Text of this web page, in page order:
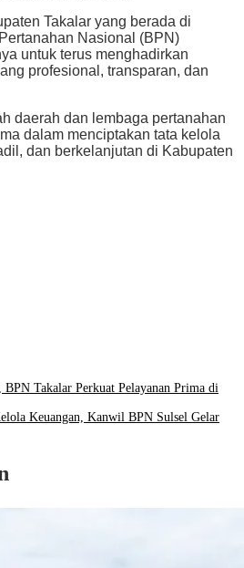
Takalar yang berada di
Nasional (BPN)
untuk terus menghadirkan
profesional, transparan, dan
daerah dan lembaga pertanahan
dalam menciptakan tata kelola
dan berkelanjutan di Kabupaten
Takalar Perkuat Pelayanan Prima di
Keuangan, Kanwil BPN Sulsel Gelar